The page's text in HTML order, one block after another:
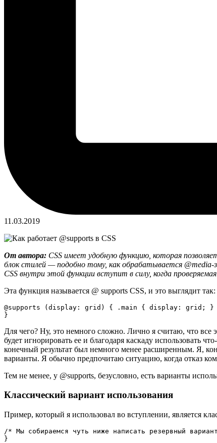
11.03.2019
От автора: CSS имеет удобную функцию, которая
блок стилей — подобно тому, как обрабатывается @media-
CSS внутри этой функции вступит в силу, когда
Эта функция называется @ supports CSS, и это выглядит так:
@supports (display: grid) { .main { display: grid; }
}
Для чего? Ну, это немного сложно. Лично я считаю, что все
будет игнорировать ее и благодаря каскаду использовать
конечный результат был немного менее расширенным. Я,
варианты. Я обычно предпочитаю ситуацию, когда отказ
Тем не менее, у @supports, безусловно, есть варианты
Классический вариант использования
Пример, который я использовал во вступлении, является
/* Мы собираемся чуть ниже написать
}